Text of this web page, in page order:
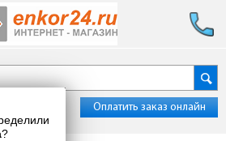
?
Оплатить заказ онлайн